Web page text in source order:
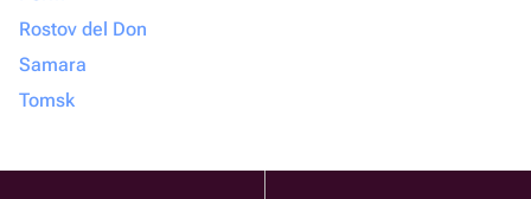
Rostov del Don
Samara
Tomsk